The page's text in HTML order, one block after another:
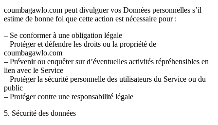
coumbagawlo.com peut divulguer vos Données personnelles s’il
estime de bonne foi que cette action est nécessaire pour :
– Se conformer à une obligation légale
– Protéger et défendre les droits ou la propriété de
coumbagawlo.com
– Prévenir ou enquêter sur d’éventuelles activités répréhensibles en
lien avec le Service
– Protéger la sécurité personnelle des utilisateurs du Service ou du
public
– Protéger contre une responsabilité légale
5. Sécurité des données